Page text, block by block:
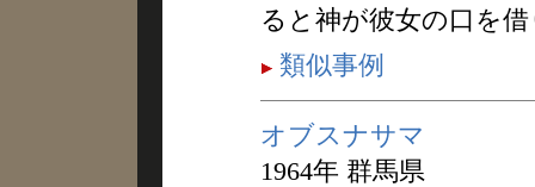
ると神が彼女の口を
類似事例
オブスナサマ
1964年 群馬県